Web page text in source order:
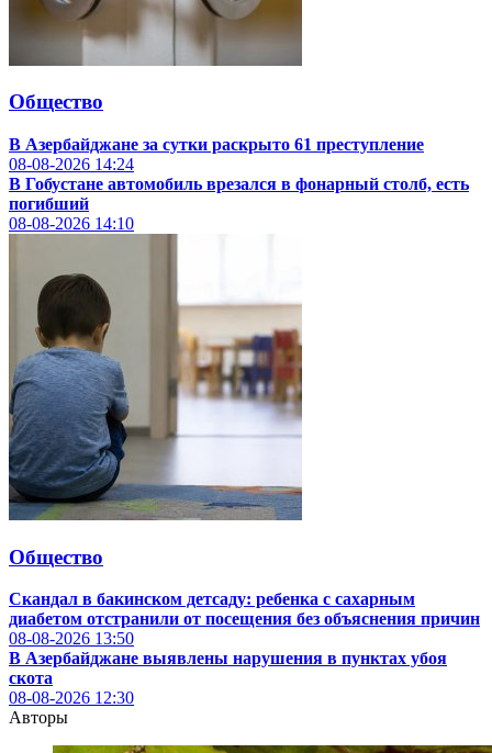
Общество
В Азербайджане за сутки раскрыто 61 преступление
08-08-2026 14:24
В Гобустане автомобиль врезался в фонарный столб, есть
погибший
08-08-2026 14:10
Общество
Скандал в бакинском детсаду: ребенка с сахарным
диабетом отстранили от посещения без объяснения причин
08-08-2026 13:50
В Азербайджане выявлены нарушения в пунктах убоя
скота
08-08-2026 12:30
Авторы